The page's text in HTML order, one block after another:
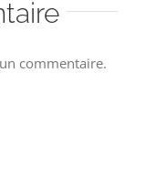
commentaire.